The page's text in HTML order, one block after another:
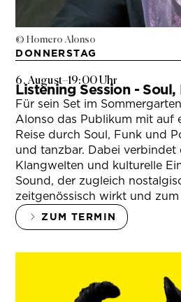
© Homero Alonso
DONNERSTAG
6. August–19:00 Uhr
Listening Session -
Für sein Set im
Alonso das Publikum mit auf
Reise durch Soul, Funk und
und tanzbar. Dabei verbindet
Klangwelten und kulturelle
Sound, der zugleich
zeitgenössisch wirkt und zum
ZUM TERMIN